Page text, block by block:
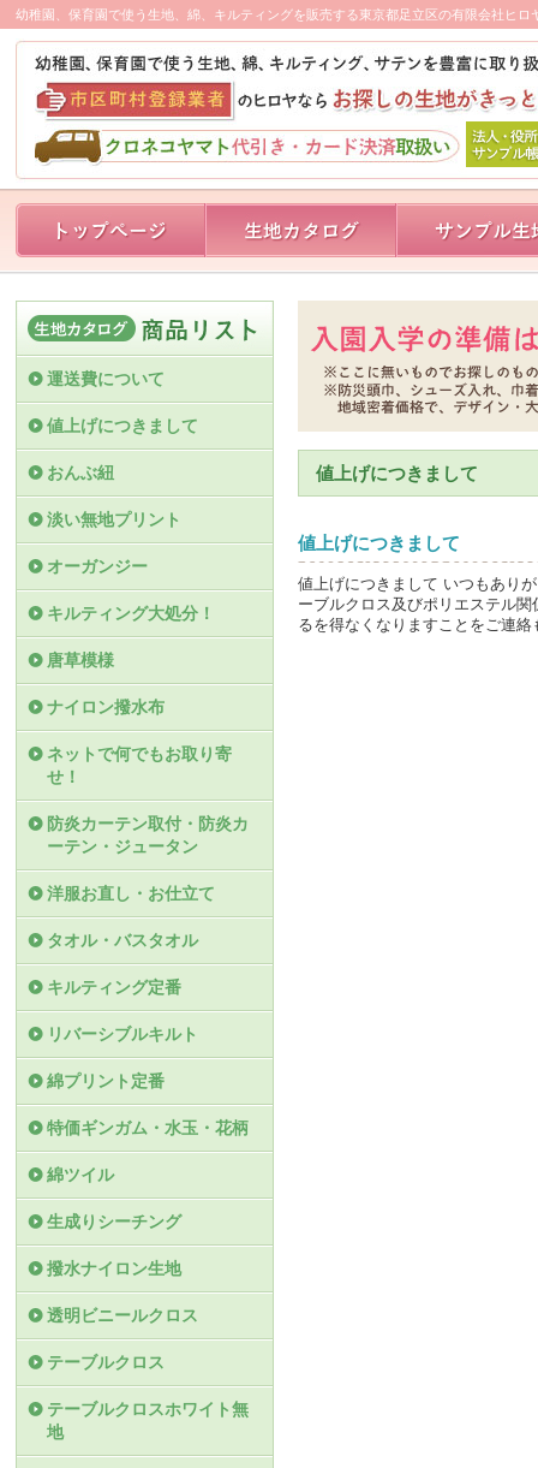
幼稚園、保育園で使う生地、綿、キルティングを販売する東京都足立区の有限会社ヒ
値上げにつきまして
値上げにつきまして
値上げにつきまして いつもあり
ーブルクロス及びポリエステル
るを得なくなりますことをご連
運送費について
値上げにつきまして
おんぶ紐
淡い無地プリント
オーガンジー
キルティング大処分！
唐草模様
ナイロン撥水布
ネットで何でもお取り寄
せ！
防炎カーテン取付・防炎カ
ーテン・ジュータン
洋服お直し・お仕立て
タオル・バスタオル
キルティング定番
リバーシブルキルト
綿プリント定番
特価ギンガム・水玉・花柄
綿ツイル
生成りシーチング
撥水ナイロン生地
透明ビニールクロス
テーブルクロス
テーブルクロスホワイト無
地